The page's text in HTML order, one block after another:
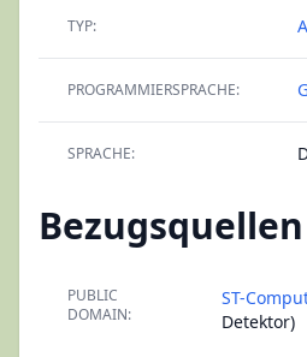
TYP:
PROGRAMMIERSPRACHE:
SPRACHE:
Bezugsquellen
PUBLIC
DOMAIN:
ST-
Detektor)